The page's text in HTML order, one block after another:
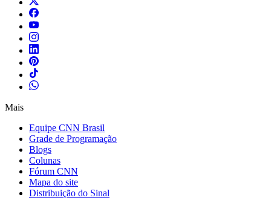
Mais
Equipe CNN Brasil
Grade de Programação
Blogs
Colunas
Fórum CNN
Mapa do site
Distribuição do Sinal